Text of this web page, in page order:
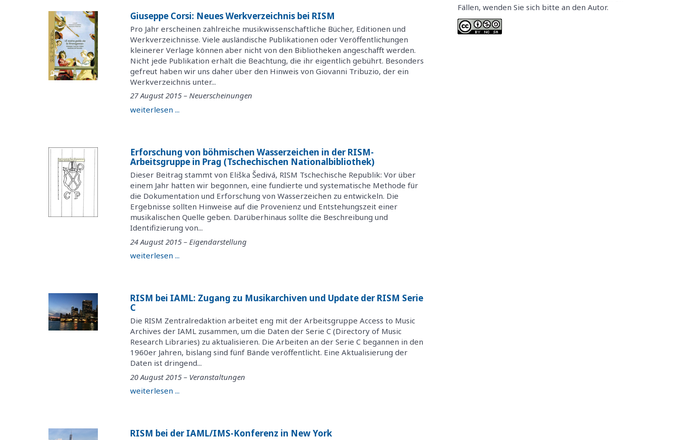
Giuseppe Corsi: Neues Werkverzeichnis bei RISM
Pro Jahr erscheinen zahlreiche musikwissenschaftliche Bücher, Editionen und
Werkverzeichnisse. Viele ausländische Publikationen oder Veröffentlichungen
kleinerer Verlage können aber nicht von den Bibliotheken angeschafft werden.
Nicht jede Publikation erhält die Beachtung, die ihr eigentlich gebührt. Besonders
gefreut haben wir uns daher über den Hinweis von Giovanni Tribuzio, der ein
Werkverzeichnis unter...
27 August 2015 – Neuerscheinungen
weiterlesen ...
Erforschung von böhmischen Wasserzeichen in der RISM-
Arbeitsgruppe in Prag (Tschechischen Nationalbibliothek)
Dieser Beitrag stammt von Eliška Šedivá, RISM Tschechische Republik: Vor über
einem Jahr hatten wir begonnen, eine fundierte und systematische Methode für
die Dokumentation und Erforschung von Wasserzeichen zu entwickeln. Die
Ergebnisse sollten Hinweise auf die Provenienz und Entstehungszeit einer
musikalischen Quelle geben. Darüberhinaus sollte die Beschreibung und
Identifizierung von...
24 August 2015 – Eigendarstellung
weiterlesen ...
RISM bei IAML: Zugang zu Musikarchiven und Update der RISM Serie
C
Die RISM Zentralredaktion arbeitet eng mit der Arbeitsgruppe Access to Music
Archives der IAML zusammen, um die Daten der Serie C (Directory of Music
Research Libraries) zu aktualisieren. Die Arbeiten an der Serie C begannen in den
1960er Jahren, bislang sind fünf Bände veröffentlicht. Eine Aktualisierung der
Daten ist dringend...
20 August 2015 – Veranstaltungen
weiterlesen ...
RISM bei der IAML/IMS-Konferenz in New York
Fällen, wenden Sie sich bitte an den Autor.